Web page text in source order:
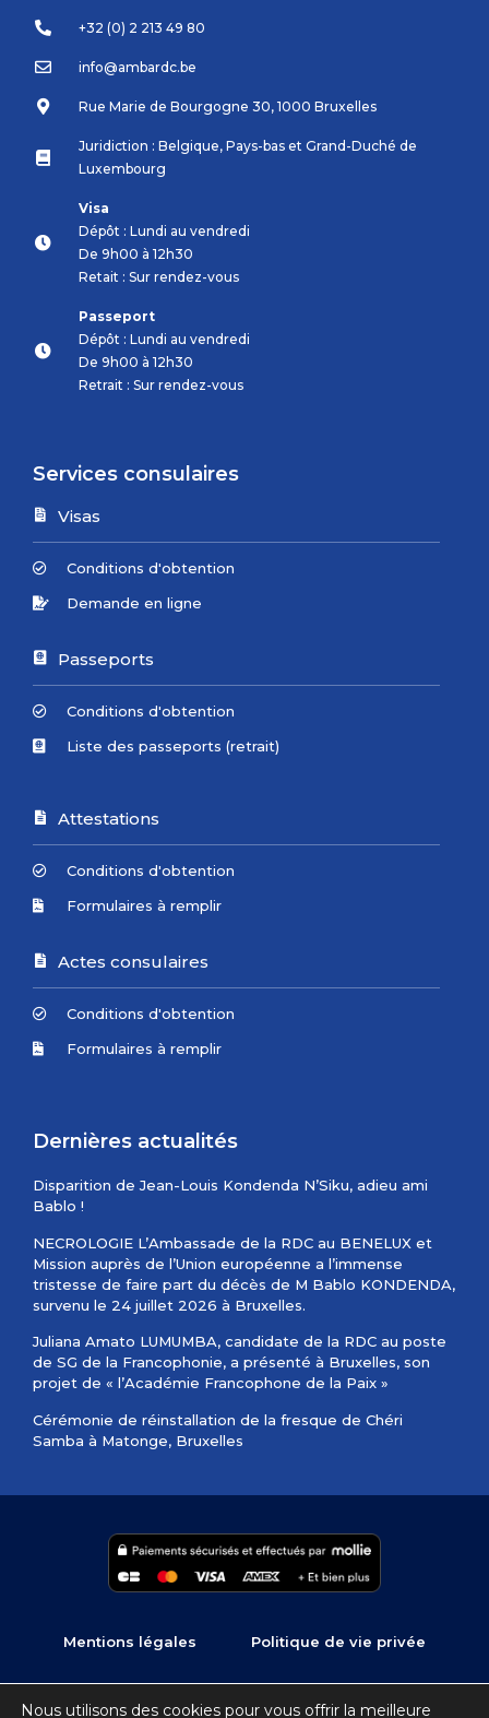
+32 (0) 2 213 49 80
info@ambardc.be
Rue Marie de Bourgogne 30, 1000 Bruxelles
Juridiction : Belgique, Pays-bas et Grand-Duché de
Luxembourg
Visa
Dépôt : Lundi au vendredi
De 9h00 à 12h30
Retait : Sur rendez-vous
Passeport
Dépôt : Lundi au vendredi
De 9h00 à 12h30
Retrait : Sur rendez-vous
Services consulaires
Visas
Conditions d'obtention
Demande en ligne
Passeports
Conditions d'obtention
Liste des passeports (retrait)
Attestations
Conditions d'obtention
Formulaires à remplir
Actes consulaires
Conditions d'obtention
Formulaires à remplir
Dernières actualités
Disparition de Jean-Louis Kondenda N’Siku, adieu ami
Bablo !
NECROLOGIE L’Ambassade de la RDC au BENELUX et
Mission auprès de l’Union européenne a l’immense
tristesse de faire part du décès de M Bablo KONDENDA,
survenu le 24 juillet 2026 à Bruxelles.
Juliana Amato LUMUMBA, candidate de la RDC au poste
de SG de la Francophonie, a présenté à Bruxelles, son
projet de « l’Académie Francophone de la Paix »
Cérémonie de réinstallation de la fresque de Chéri
Samba à Matonge, Bruxelles
Mentions légales Politique de vie privée
Copyright © 2022 – 2026 Ambassade de la R.D.Congo en
Nous utilisons des cookies pour vous offrir la meilleure